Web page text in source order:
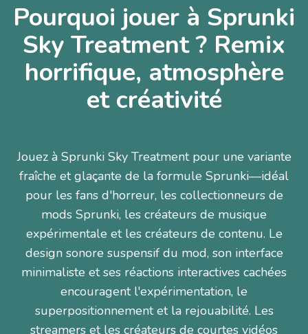
Pourquoi jouer à Sprunki
Sky Treatment ? Remix
horrifique, atmosphère
et créativité
Jouez à Sprunki Sky Treatment pour une variante
fraîche et glaçante de la formule Sprunki—idéal
pour les fans d'horreur, les collectionneurs de
mods Sprunki, les créateurs de musique
expérimentale et les créateurs de contenu. Le
design sonore suspensif du mod, son interface
minimaliste et ses réactions interactives cachées
encouragent l'expérimentation, le
superpositionnement et la rejouabilité. Les
streamers et les créateurs de courtes vidéos